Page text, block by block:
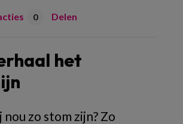
0 Delen
het
nou zo stom zijn? Zo